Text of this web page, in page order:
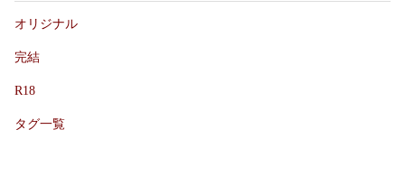
オリジナル
完結
R18
タグ一覧